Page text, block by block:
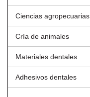
Ciencias agropecuarias
Cría de animales
Materiales dentales
Adhesivos dentales